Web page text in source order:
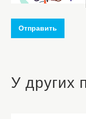
Отправить
У других